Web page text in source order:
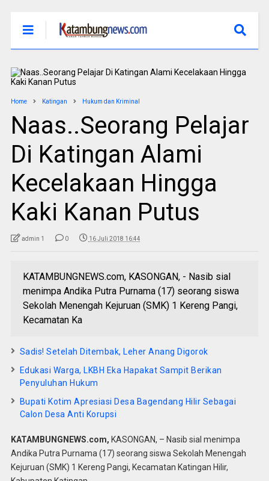
Home Katingan Hukum dan Kriminal
Naas..Seorang Pelajar
Di Katingan Alami
Kecelakaan Hingga
Kaki Kanan Putus
admin 1 0 16 Juli 2018 16:44
KATAMBUNGNEWS.com, KASONGAN, - Nasib sial
menimpa Andika Putra Purnama (17) seorang siswa
Sekolah Menengah Kejuruan (SMK) 1 Kereng Pangi,
Kecamatan Ka
Sadis! Setelah Ditembak, Leher Anang Digorok
Edukasi Warga, LKBH Eka Hapakat Sampit Berikan
Penyuluhan Hukum
Bupati Kotim Apresiasi Desa Bagendang Hilir Sebagai
Calon Desa Anti Korupsi
KATAMBUNGNEWS.com, KASONGAN, – Nasib sial menimpa
Andika Putra Purnama (17) seorang siswa Sekolah Menengah
Kejuruan (SMK) 1 Kereng Pangi, Kecamatan Katingan Hilir,